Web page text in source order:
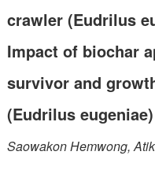
crawler (Eudrilus
Impact of biochar
survivor and
(Eudrilus
Saowakon Hemwong,